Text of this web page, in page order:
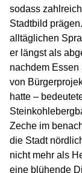
sodass
Stadtbild
alltäglichen
er längst als
nachdem
von
hatte –
Zeche im
die Stadt
nicht mehr als
eine blühende